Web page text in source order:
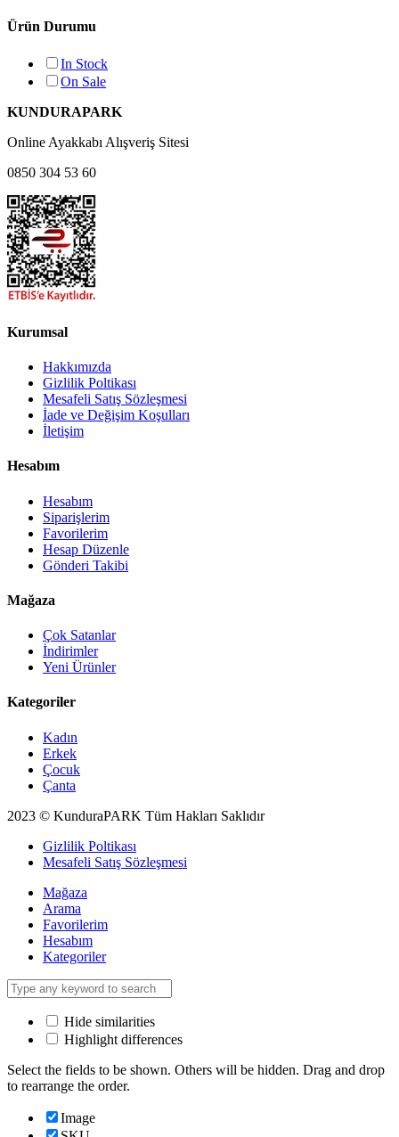
Ürün Durumu
In Stock
On Sale
KUNDURAPARK
Online Ayakkabı Alışveriş Sitesi
0850 304 53 60
Kurumsal
Hakkımızda
Gizlilik Poltikası
Mesafeli Satış Sözleşmesi
İade ve Değişim Koşulları
İletişim
Hesabım
Hesabım
Siparişlerim
Favorilerim
Hesap Düzenle
Gönderi Takibi
Mağaza
Çok Satanlar
İndirimler
Yeni Ürünler
Kategoriler
Kadın
Erkek
Çocuk
Çanta
2023 © KunduraPARK Tüm Hakları Saklıdır
Gizlilik Poltikası
Mesafeli Satış Sözleşmesi
Mağaza
Arama
Favorilerim
Hesabım
Kategoriler
Hide similarities
Highlight differences
Select the fields to be shown. Others will be hidden. Drag and drop
to rearrange the order.
Image